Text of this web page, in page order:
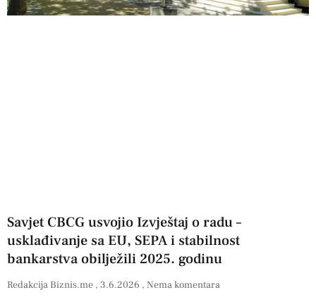
Savjet CBCG usvojio Izvještaj o radu –
usklađivanje sa EU, SEPA i stabilnost
bankarstva obilježili 2025. godinu
Redakcija Biznis.me 3.6.2026 Nema komentara